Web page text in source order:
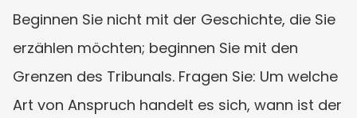
Beginnen Sie nicht mit der Geschichte, die Sie
erzählen möchten; beginnen Sie mit den
Grenzen des Tribunals. Fragen Sie: Um welche
Art von Anspruch handelt es sich, wann ist der